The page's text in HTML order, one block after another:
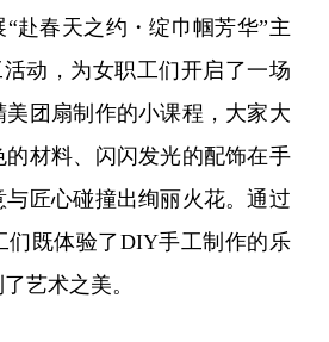
“赴春天之约・绽巾帼芳华”主
动，为女职工们开启了一场
团扇制作的小课程，大家大
的材料、闪闪发光的配饰在手
匠心碰撞出绚丽火花。通过
们既体验了DIY手工制作的乐
艺术之美。